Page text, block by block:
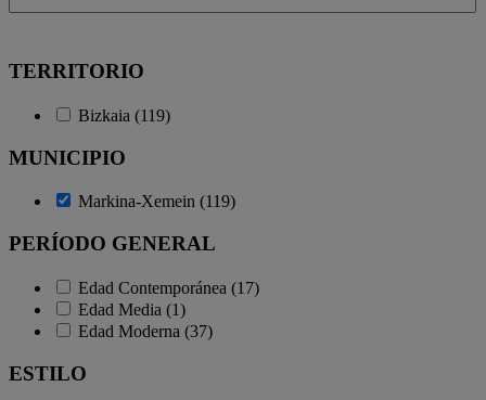
TERRITORIO
Bizkaia (119)
MUNICIPIO
Markina-Xemein (119)
PERÍODO GENERAL
Edad Contemporánea (17)
Edad Media (1)
Edad Moderna (37)
ESTILO